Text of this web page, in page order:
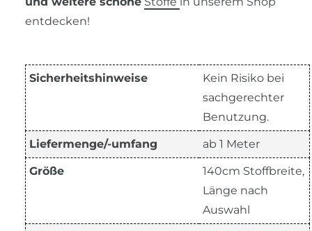
entdecken!
Sicherheitshinweise
Kein Risiko bei
sachgerechter
Benutzung.
Liefermenge/-umfang ab 1 Meter
Größe
140cm Stoffbreite,
Länge nach
Auswahl